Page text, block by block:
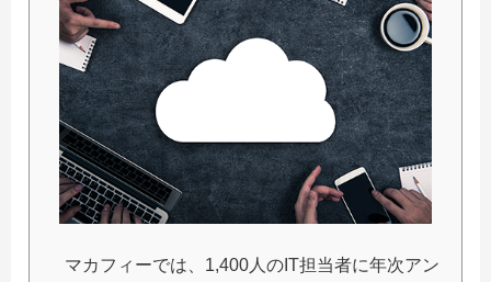
マカフィーでは、1,400人のIT担当者に年次アン